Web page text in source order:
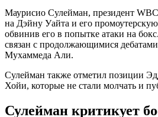
Маурисио Сулейман, президент
на Дэйну Уайта и его
обвинив его в попытке атаки на
связан с продолжающимися дебатами
Мухаммеда Али.
Сулейман также отметил позиции
Хойи, которые не стали молчать и
Сулейман критикует